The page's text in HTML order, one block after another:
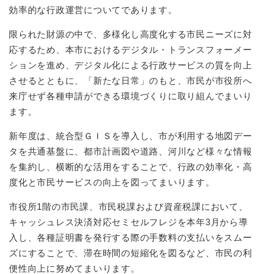
効率的な行政運営についてであります。
限られた財源の中で、多様化し高度化する市民ニーズに対
応するため、本市におけるデジタル・トランスフォーメー
ションを進め、デジタル化による行政サービスの質を向上
させるとともに、「新たな日常」のもと、市民が市役所へ
来庁せず各種申請ができる環境づくりに取り組んでまいり
ます。
新年度は、統合型ＧＩＳを導入し、市が利用する地図デー
タを共通基盤に、都市計画図や道路、河川など様々な情報
を集約し、横断的な活用をすることで、行政の効率化・高
度化と市民サービスの向上を図ってまいります。
市役所1階の市民課、市民税課および資産税課において、
キャッシュレス決済対応セミセルフレジを本年3月から導
入し、各種証明書を発行する際の手数料の支払いをスムー
ズにすることで、滞在時間の短縮化を図るなど、市民の利
便性向上に努めてまいります。